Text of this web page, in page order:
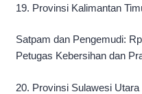
19. Provinsi Kalimantan
Satpam dan Pengemudi:
Petugas Kebersihan dan
20. Provinsi Sulawesi Utara